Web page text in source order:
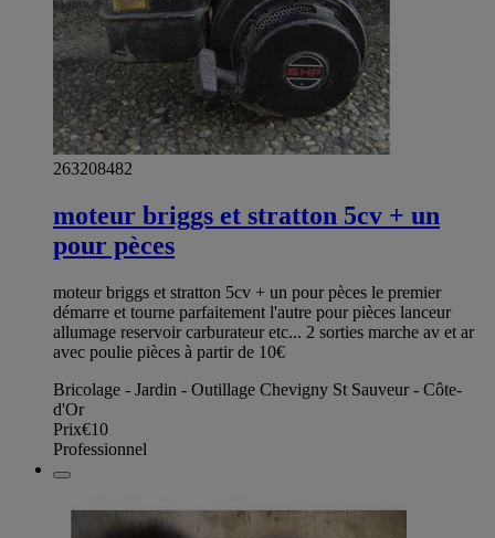
263208482
moteur briggs et stratton 5cv + un
pour pèces
moteur briggs et stratton 5cv + un pour pèces le premier
démarre et tourne parfaitement l'autre pour pièces lanceur
allumage reservoir carburateur etc... 2 sorties marche av et ar
avec poulie pièces à partir de 10€
Bricolage - Jardin - Outillage Chevigny St Sauveur - Côte-
d'Or
Prix€10
Professionnel